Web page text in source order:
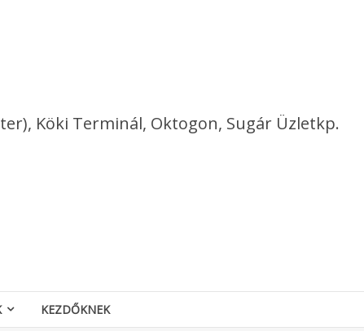
Köki Terminál, Oktogon, Sugár Üzletkp.
KEZDŐKNEK